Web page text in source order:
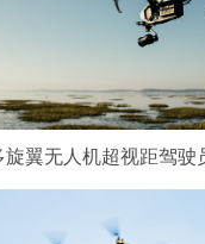
旋翼无人机超视距驾驶